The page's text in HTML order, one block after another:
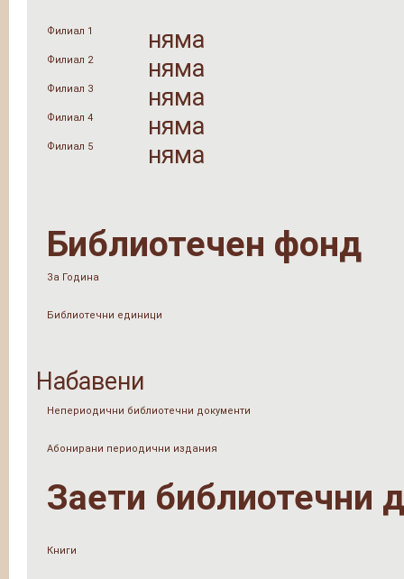
Филиал 1 няма
Филиал 2 няма
Филиал 3 няма
Филиал 4 няма
Филиал 5 няма
Библиотечен фонд
За Година
Библиотечни единици
Набавени
Непериодични библиотечни документи
Абонирани периодични издания
Заети библиотечни
Книги